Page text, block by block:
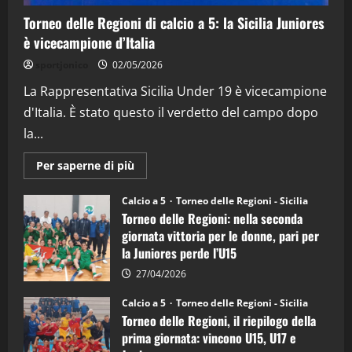
"SportEmpire" in Podcast
“SportEmpire” in Podcast: 26^ Puntata
08/04/2026
Torneo delle Regioni di calcio a 5: la Sicilia Juniores
è vicecampione d’Italia
02/05/2026
La Rappresentativa Sicilia Under 19 è vicecampione
d'Italia. È stato questo il verdetto del campo dopo
la...
Per saperne di più
informazioni
Torneo
delle
Regioni
di
calcio
a
5:
la
Juniores
è
vicecampione
d’Italia
Calcio a 5 Torneo delle Regioni - Sicilia
Torneo delle Regioni: nella seconda
giornata vittoria per le donne, pari per
la Juniores perde l’U15
27/04/2026
Calcio a 5 Torneo delle Regioni - Sicilia
Torneo delle Regioni, il riepilogo della
prima giornata: vincono U15, U17 e